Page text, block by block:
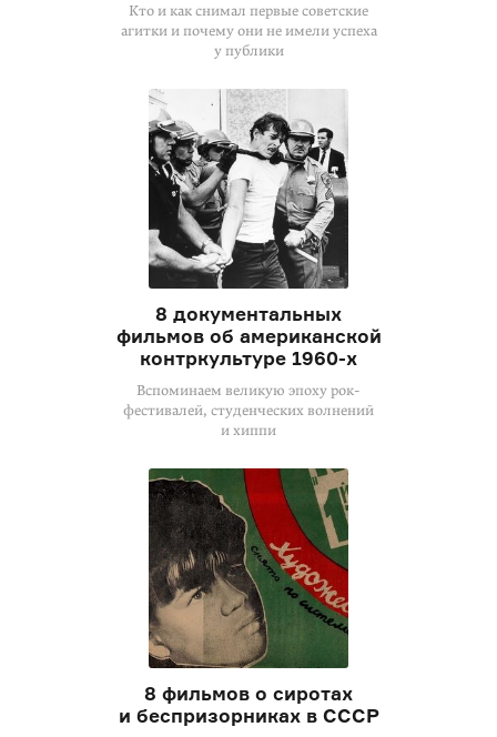
Кто и как снимал первые советские
агитки и почему они не имели успеха
у публики
8 документальных
фильмов об американской
контркультуре 1960-х
Вспоминаем великую эпоху рок-
фестивалей, студенческих волнений
и хиппи
8 фильмов о сиротах
и беспризорниках в СССР